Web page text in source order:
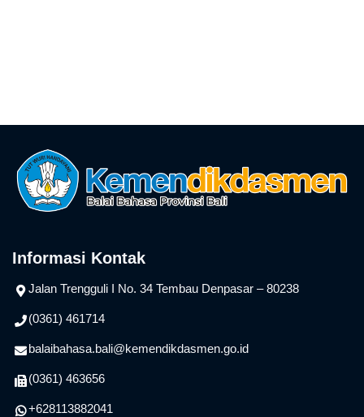
Informasi Kontak
Jalan Trengguli I No. 34 Tembau Denpasar – 80238
(0361) 461714
balaibahasa.bali@kemendikdasmen.go.id
(0361) 463656
+628113882041